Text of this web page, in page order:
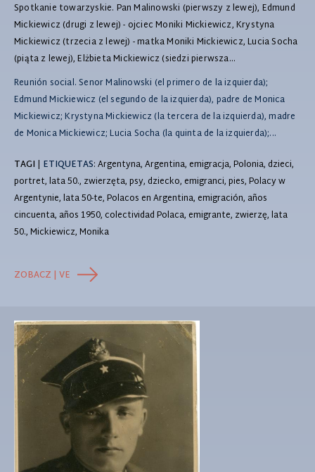
Spotkanie towarzyskie. Pan Malinowski (pierwszy z lewej), Edmund
Mickiewicz (drugi z lewej) - ojciec Moniki Mickiewicz, Krystyna
Mickiewicz (trzecia z lewej) - matka Moniki Mickiewicz, Lucia Socha
(piąta z lewej), Elżbieta Mickiewicz (siedzi pierwsza...
Reunión social. Senor Malinowski (el primero de la izquierda);
Edmund Mickiewicz (el segundo de la izquierda), padre de Monica
Mickiewicz; Krystyna Mickiewicz (la tercera de la izquierda), madre
de Monica Mickiewicz; Lucia Socha (la quinta de la izquierda);...
TAGI | ETIQUETAS: Argentyna, Argentina, emigracja, Polonia, dzieci,
portret, lata 50., zwierzęta, psy, dziecko, emigranci, pies, Polacy w
Argentynie, lata 50-te, Polacos en Argentina, emigración, años
cincuenta, años 1950, colectividad Polaca, emigrante, zwierzę, lata
50., Mickiewicz, Monika
ZOBACZ | VE